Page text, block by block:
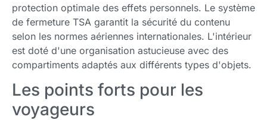
protection optimale des effets personnels. Le système
de fermeture TSA garantit la sécurité du contenu
selon les normes aériennes internationales. L'intérieur
est doté d'une organisation astucieuse avec des
compartiments adaptés aux différents types d'objets.
Les points forts pour les
voyageurs